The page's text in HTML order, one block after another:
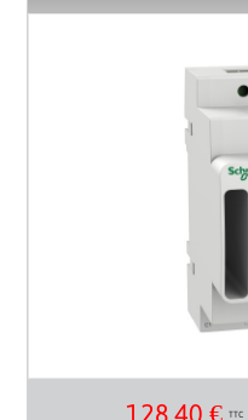
TTC